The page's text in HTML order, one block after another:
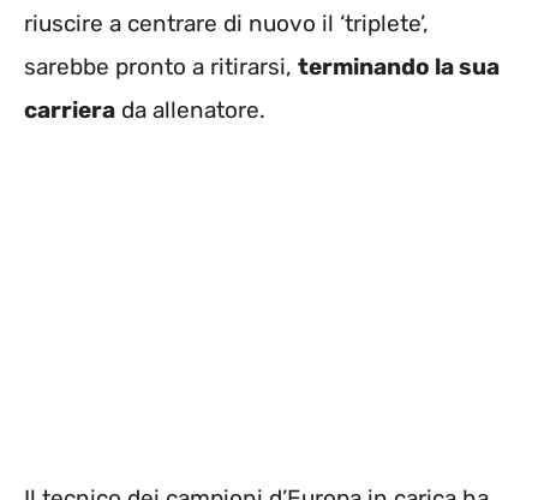
riuscire a centrare di nuovo il ‘triplete’,
sarebbe pronto a ritirarsi, terminando la sua
carriera da allenatore.